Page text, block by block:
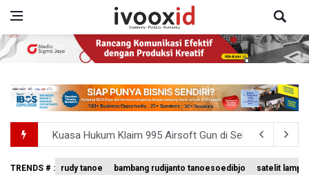
Kuasa Hukum Klaim 995 Airsoft Gun di Sekolah
Menperin Sebut Insentif Kendaraan Listrik untuk Produk
TRENDS # : rudy tanoe bambang rudijanto tanoesoedibjo satelit